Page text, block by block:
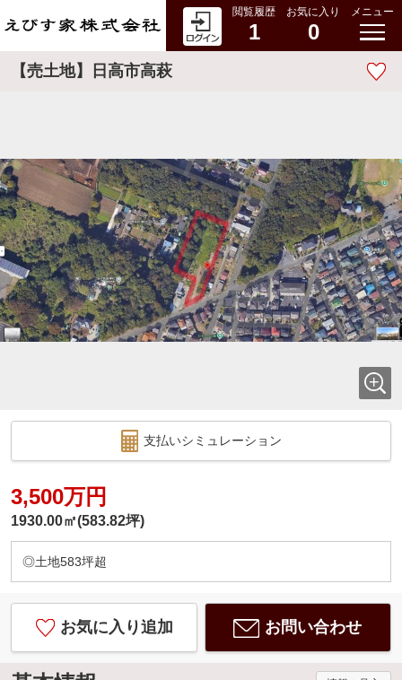
閲覧履歴
1
お気に入り
0
メニュー
【売土地】日高市高萩
支払いシミュレーション
3,500万円
1930.00㎡(583.82坪)
◎土地583坪超
お気に入り追加 お問い合わせ